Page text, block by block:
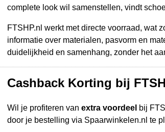
complete look wil samenstellen, vindt
FTSHP.nl werkt met directe voorraad, wat
informatie over materialen, pasvorm en
duidelijkheid en samenhang, zonder het
Cashback Korting bij
Wil je profiteren van extra voordeel bij
door je bestelling via Spaarwinkelen.nl te